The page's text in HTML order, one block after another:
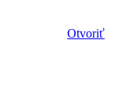
Otvoriť